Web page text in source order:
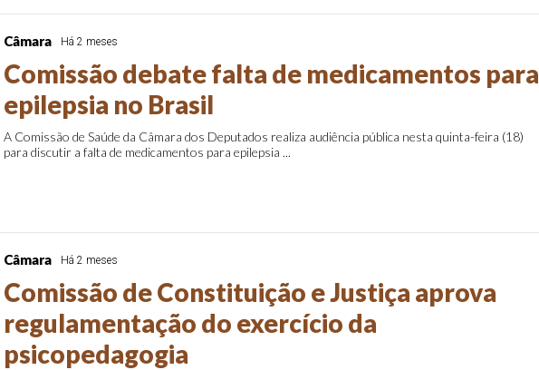
Câmara Há 2 meses
Comissão debate falta de medicamentos para
epilepsia no Brasil
A Comissão de Saúde da Câmara dos Deputados realiza audiência pública nesta quinta-feira (18)
para discutir a falta de medicamentos para epilepsia ...
Câmara Há 2 meses
Comissão de Constituição e Justiça aprova
regulamentação do exercício da
psicopedagogia